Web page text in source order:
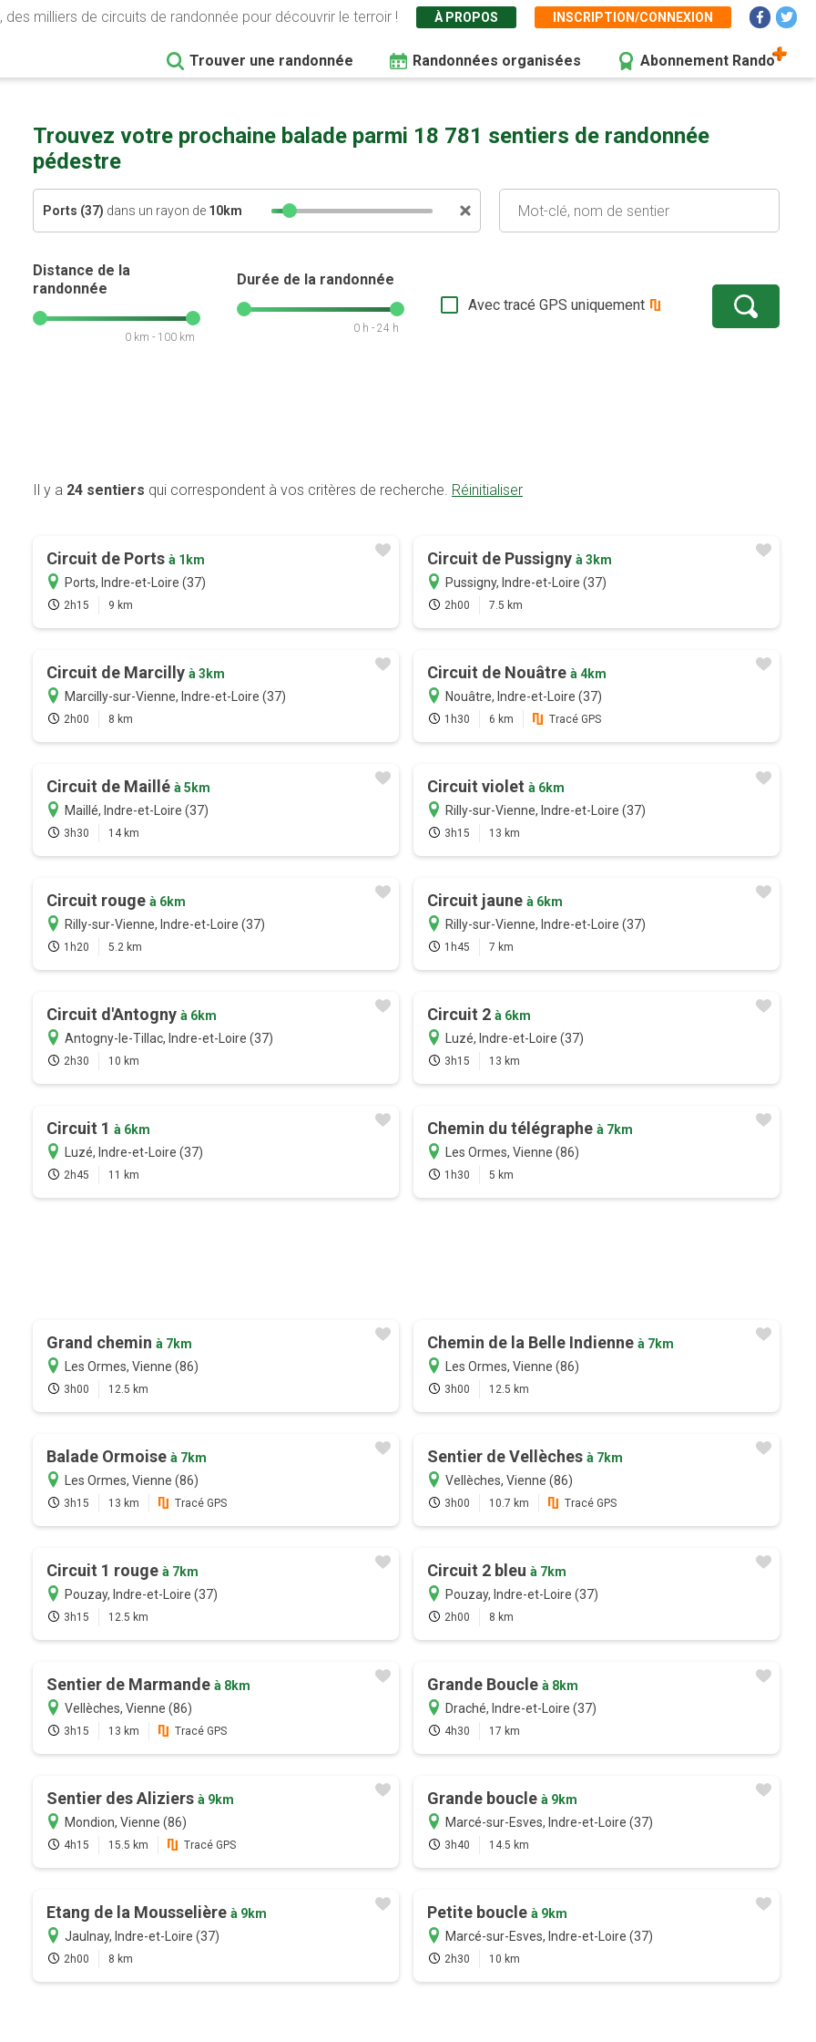
des milliers de circuits de randonnée pour découvrir le terroir ! À PROPOS INSCRIPTION/CONNEXION
Trouver une randonnée Randonnées organisées Abonnement Rando
Trouvez votre prochaine balade parmi 18 781 sentiers de randonnée
pédestre
Ports (37) dans un rayon de 10km
Distance de la
randonnée
0 km - 100 km
Durée de la randonnée
0 h - 24 h
Avec tracé GPS uniquement
Il y a 24 sentiers qui correspondent à vos critères de recherche. Réinitialiser
Circuit de Ports à 1km
Ports, Indre-et-Loire (37)
2h15 9 km
Circuit de Pussigny à 3km
Pussigny, Indre-et-Loire (37)
2h00 7.5 km
Circuit de Marcilly à 3km
Marcilly-sur-Vienne, Indre-et-Loire (37)
2h00 8 km
Circuit de Nouâtre à 4km
Nouâtre, Indre-et-Loire (37)
1h30 6 km Tracé GPS
Circuit de Maillé à 5km
Maillé, Indre-et-Loire (37)
3h30 14 km
Circuit violet à 6km
Rilly-sur-Vienne, Indre-et-Loire (37)
3h15 13 km
Circuit rouge à 6km
Rilly-sur-Vienne, Indre-et-Loire (37)
1h20 5.2 km
Circuit jaune à 6km
Rilly-sur-Vienne, Indre-et-Loire (37)
1h45 7 km
Circuit d'Antogny à 6km
Antogny-le-Tillac, Indre-et-Loire (37)
2h30 10 km
Circuit 2 à 6km
Luzé, Indre-et-Loire (37)
3h15 13 km
Circuit 1 à 6km
Luzé, Indre-et-Loire (37)
2h45 11 km
Chemin du télégraphe à 7km
Les Ormes, Vienne (86)
1h30 5 km
Grand chemin à 7km
Les Ormes, Vienne (86)
3h00 12.5 km
Chemin de la Belle Indienne à 7km
Les Ormes, Vienne (86)
3h00 12.5 km
Balade Ormoise à 7km
Les Ormes, Vienne (86)
3h15 13 km Tracé GPS
Sentier de Vellèches à 7km
Vellèches, Vienne (86)
3h00 10.7 km Tracé GPS
Circuit 1 rouge à 7km
Pouzay, Indre-et-Loire (37)
3h15 12.5 km
Circuit 2 bleu à 7km
Pouzay, Indre-et-Loire (37)
2h00 8 km
Sentier de Marmande à 8km
Vellèches, Vienne (86)
3h15 13 km Tracé GPS
Grande Boucle à 8km
Draché, Indre-et-Loire (37)
4h30 17 km
Sentier des Aliziers à 9km
Mondion, Vienne (86)
4h15 15.5 km Tracé GPS
Grande boucle à 9km
Marcé-sur-Esves, Indre-et-Loire (37)
3h40 14.5 km
Etang de la Mousselière à 9km
Jaulnay, Indre-et-Loire (37)
2h00 8 km
Petite boucle à 9km
Marcé-sur-Esves, Indre-et-Loire (37)
2h30 10 km